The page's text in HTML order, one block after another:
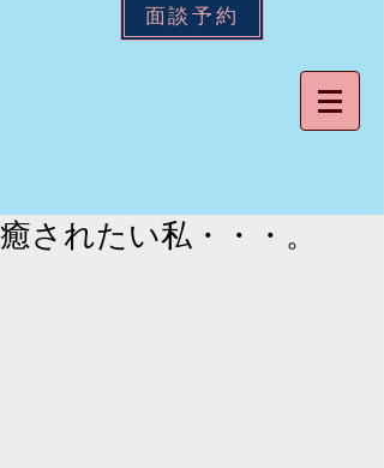
面談予約
癒されたい私・・・。